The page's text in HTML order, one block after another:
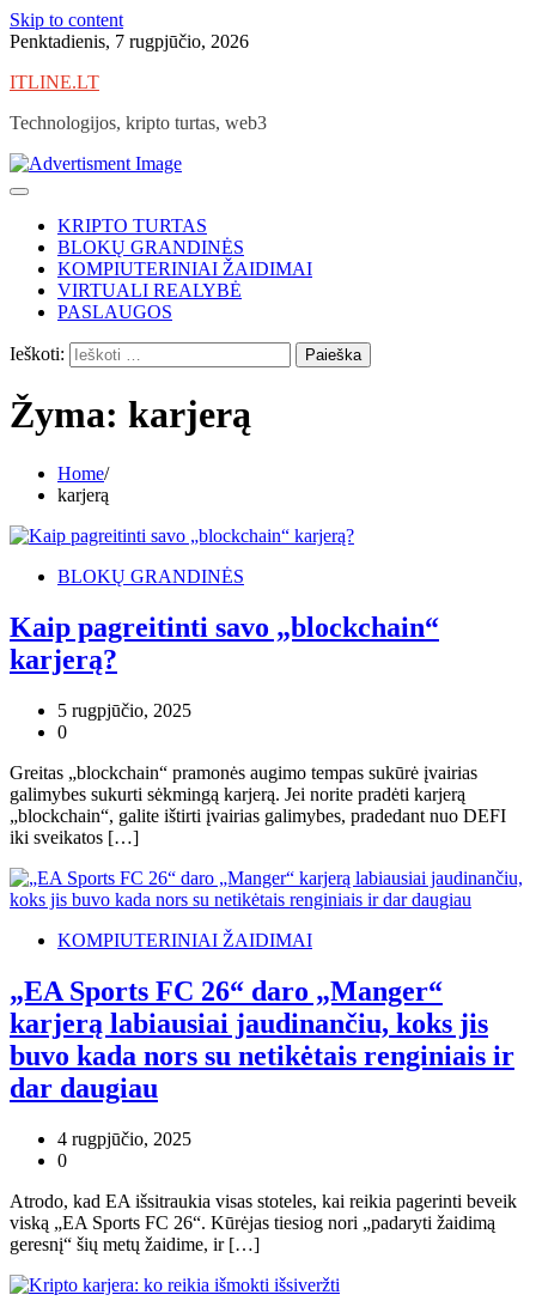
Skip to content
Penktadienis, 7 rugpjūčio, 2026
ITLINE.LT
Technologijos, kripto turtas, web3
KRIPTO TURTAS
BLOKŲ GRANDINĖS
KOMPIUTERINIAI ŽAIDIMAI
VIRTUALI REALYBĖ
PASLAUGOS
Ieškoti:
Žyma: karjerą
Home
karjerą
BLOKŲ GRANDINĖS
Kaip pagreitinti savo „blockchain“
karjerą?
5 rugpjūčio, 2025
0
Greitas „blockchain“ pramonės augimo tempas sukūrė įvairias
galimybes sukurti sėkmingą karjerą. Jei norite pradėti karjerą
„blockchain“, galite ištirti įvairias galimybes, pradedant nuo DEFI
iki sveikatos […]
KOMPIUTERINIAI ŽAIDIMAI
„EA Sports FC 26“ daro „Manger“
karjerą labiausiai jaudinančiu, koks jis
buvo kada nors su netikėtais renginiais ir
dar daugiau
4 rugpjūčio, 2025
0
Atrodo, kad EA išsitraukia visas stoteles, kai reikia pagerinti beveik
viską „EA Sports FC 26“. Kūrėjas tiesiog nori „padaryti žaidimą
geresnį“ šių metų žaidime, ir […]